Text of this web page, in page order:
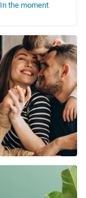
In the moment